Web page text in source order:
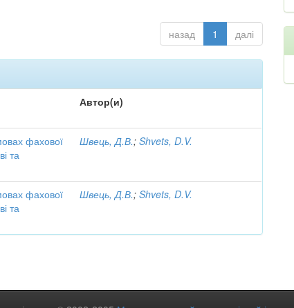
назад 1 далі
Автор(и)
фахової
та
Швець, Д.В.;Shvets, D.V.
фахової
та
Швець, Д.В.;Shvets, D.V.